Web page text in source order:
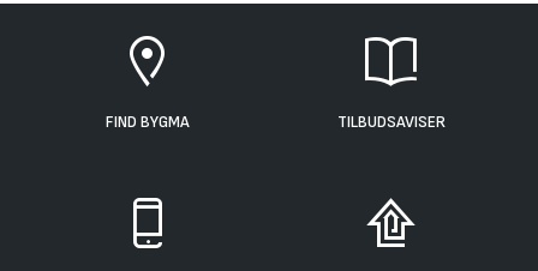
FIND BYGMA TILBUDSAVISER